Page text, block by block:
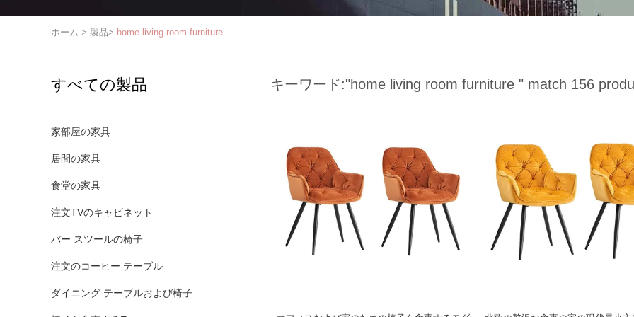
ホーム > 製品> home living room furniture
すべての製品
家部屋の家具
居間の家具
食堂の家具
注文TVのキャビネット
バー スツールの椅子
注文のコーヒー テーブル
ダイニング テーブルおよび椅子
キーワード:"home living room furniture " match 156